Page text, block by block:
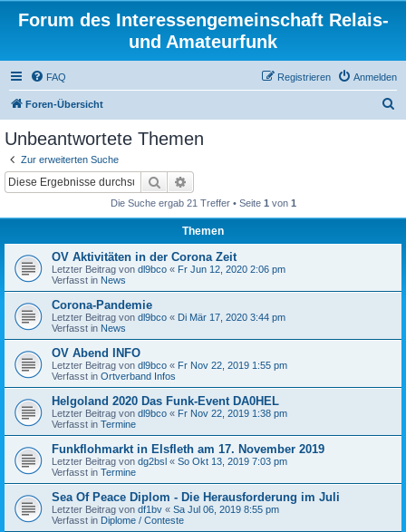
Forum des Interessengemeinschaft Relais-
und Amateurfunk
FAQ Anmelden
Registrieren
Foren-Übersicht
Unbeantwortete Themen
Zur erweiterten Suche
Suche
Die Suche ergab 21 Treffer • Seite 1 von 1
Themen
OV Aktivitäten in der Corona Zeit
Letzter Beitrag von dl9bco « Fr Jun 12, 2020 2:06 pm
Verfasst in News
Corona-Pandemie
Letzter Beitrag von dl9bco « Di Mär 17, 2020 3:44 pm
Verfasst in News
OV Abend INFO
Letzter Beitrag von dl9bco « Fr Nov 22, 2019 1:55 pm
Verfasst in Ortverband Infos
Helgoland 2020 Das Funk-Event DA0HEL
Letzter Beitrag von dl9bco « Fr Nov 22, 2019 1:38 pm
Verfasst in Termine
Funkflohmarkt in Elsfleth am 17. November 2019
Letzter Beitrag von dg2bsl « So Okt 13, 2019 7:03 pm
Verfasst in Termine
Sea Of Peace Diplom - Die Herausforderung im Juli
Letzter Beitrag von df1bv « Sa Jul 06, 2019 8:55 pm
Verfasst in Diplome / Conteste